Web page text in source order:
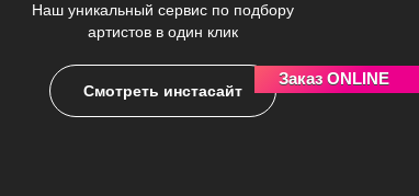
Заказ ONLINE
Наш уникальный сервис по подбору
артистов в один клик
Смотреть инстасайт